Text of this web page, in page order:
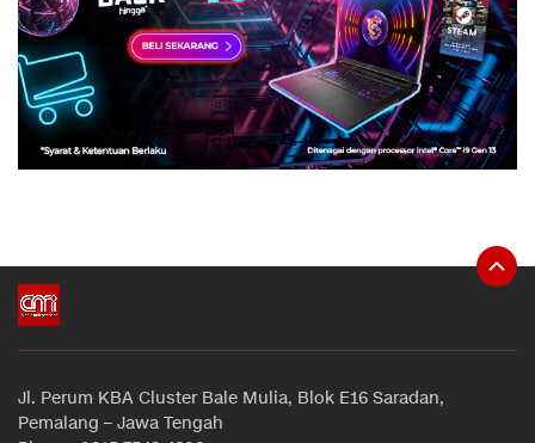
Jl. Perum KBA Cluster Bale Mulia, Blok E16 Saradan,
Pemalang – Jawa Tengah